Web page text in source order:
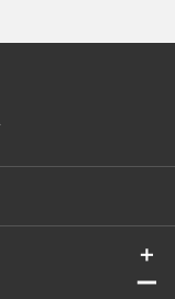
＋
ー